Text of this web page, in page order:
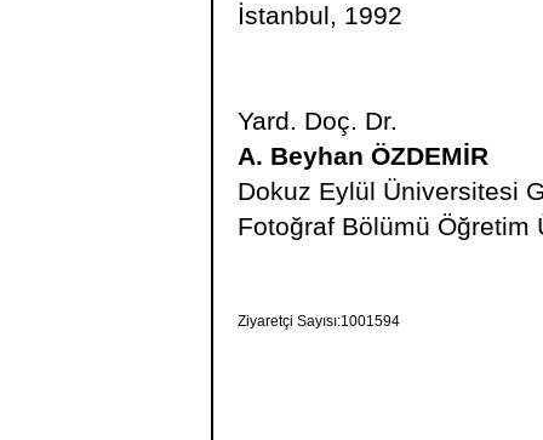
İstanbul, 1992
Yard. Doç. Dr.
A. Beyhan ÖZDEMİR
Dokuz Eylül Üniversitesi
Fotoğraf Bölümü Öğretim
Ziyaretçi Sayısı:1001594